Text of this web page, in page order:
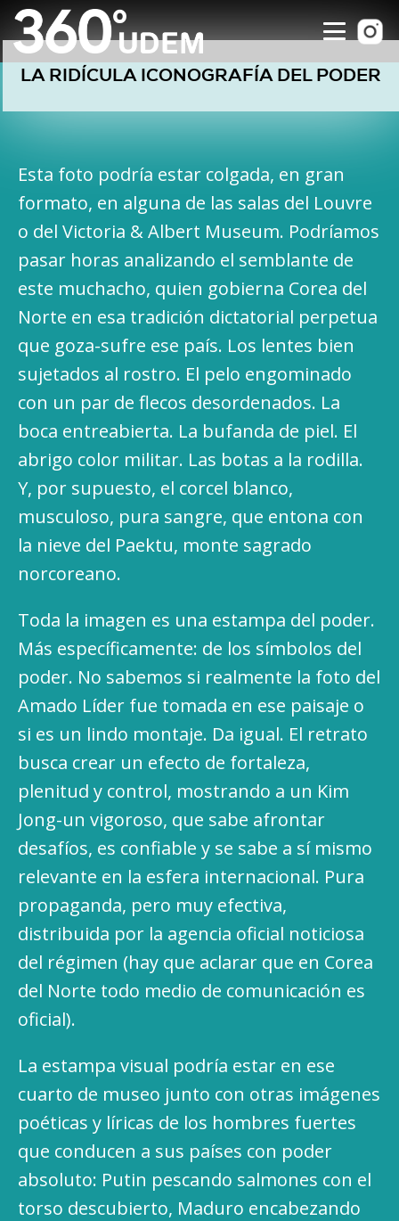
LA RIDÍCULA ICONOGRAFÍA DEL PODER
Esta foto podría estar colgada, en gran
formato, en alguna de las salas del Louvre
o del Victoria & Albert Museum. Podríamos
pasar horas analizando el semblante de
este muchacho, quien gobierna Corea del
Norte en esa tradición dictatorial perpetua
que goza-sufre ese país. Los lentes bien
sujetados al rostro. El pelo engominado
con un par de flecos desordenados. La
boca entreabierta. La bufanda de piel. El
abrigo color militar. Las botas a la rodilla.
Y, por supuesto, el corcel blanco,
musculoso, pura sangre, que entona con
la nieve del Paektu, monte sagrado
norcoreano.
Toda la imagen es una estampa del poder.
Más específicamente: de los símbolos del
poder. No sabemos si realmente la foto del
Amado Líder fue tomada en ese paisaje o
si es un lindo montaje. Da igual. El retrato
busca crear un efecto de fortaleza,
plenitud y control, mostrando a un Kim
Jong-un vigoroso, que sabe afrontar
desafíos, es confiable y se sabe a sí mismo
relevante en la esfera internacional. Pura
propaganda, pero muy efectiva,
distribuida por la agencia oficial noticiosa
del régimen (hay que aclarar que en Corea
del Norte todo medio de comunicación es
oficial).
La estampa visual podría estar en ese
cuarto de museo junto con otras imágenes
poéticas y líricas de los hombres fuertes
que conducen a sus países con poder
absoluto: Putin pescando salmones con el
torso descubierto, Maduro encabezando